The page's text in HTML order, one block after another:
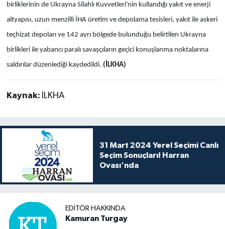
birliklerinin de Ukrayna Silahlı Kuvvetleri'nin kullandığı yakıt ve enerji
altyapısı, uzun menzilli İHA üretim ve depolama tesisleri, yakıt ile askeri
teçhizat depoları ve 142 ayrı bölgede bulunduğu belirtilen Ukrayna
birlikleri ile yabancı paralı savaşçıların geçici konuşlanma noktalarına
saldırılar düzenlediği kaydedildi. (İLKHA)
Kaynak: İLKHA
31 Mart 2024 Yerel Seçimi Canlı
Seçim Sonuçları! Harran
Ovası'nda
EDITÖR HAKKINDA
Kamuran Turgay